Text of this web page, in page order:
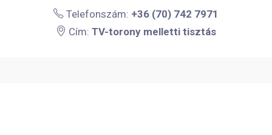
Telefonszám: +36 (70) 742 7971
Cím: TV-torony melletti tisztás